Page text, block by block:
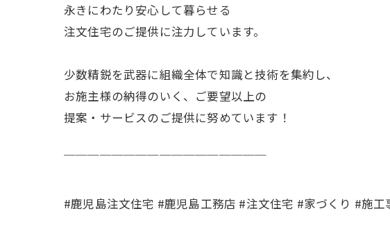
永きにわたり安心して暮らせる
注文住宅のご提供に注力しています。
少数精鋭を武器に組織全体で知識と技術を集約し、
お施主様の納得のいく、ご要望以上の
提案・サービスのご提供に努めています！
￣￣￣￣￣￣￣￣￣￣￣￣￣￣￣￣￣
#鹿児島注文住宅 #鹿児島工務店 #注文住宅 #家づくり #施工